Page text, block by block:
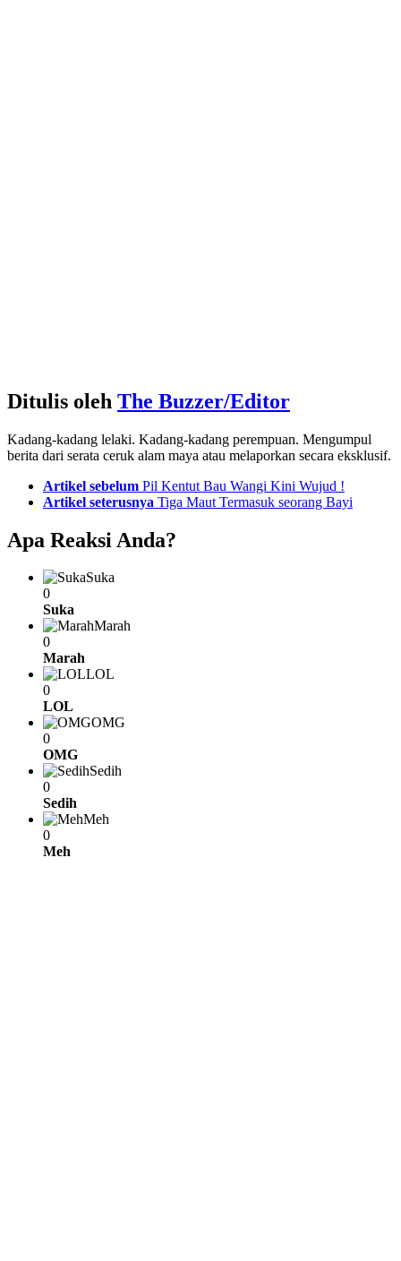
Ditulis oleh The Buzzer/Editor
Kadang-kadang lelaki. Kadang-kadang perempuan. Mengumpul
berita dari serata ceruk alam maya atau melaporkan secara eksklusif.
more
Artikel sebelum Pil Kentut Bau Wangi Kini Wujud !
Artikel seterusnya Tiga Maut Termasuk seorang Bayi
Apa Reaksi Anda?
Suka
0
Suka
Marah
0
Marah
LOL
0
LOL
OMG
0
OMG
Sedih
0
Sedih
Meh
0
Meh